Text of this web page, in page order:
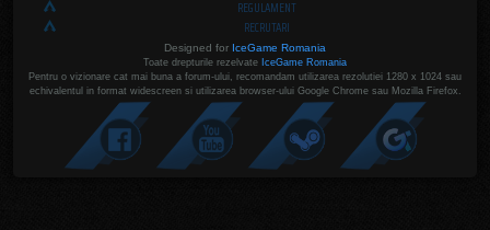
REGULAMENT
RECRUTARI
Designed for IceGame Romania
Toate drepturile rezelvate IceGame Romania
Pentru o vizionare cat mai buna a forum-ului, recomandam utilizarea rezolutiei 1280 x 1024 sau
echivalentul in format widescreen si utilizarea browser-ului Google Chrome sau Mozilla Firefox.